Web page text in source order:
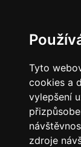
Tyto
cookies a
vylepšení
zdroje